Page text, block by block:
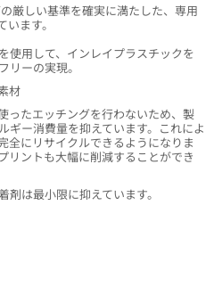
厳しい基準を確実に満たした、専用
ます。
使用して、インレイプラスチックを
リーの実現。
材
ったエッチングを行わないため、製
ギー消費量を抑えています。これによ
全にリサイクルできるようになりま
リントも大幅に削減することができ
は最小限に抑えています。